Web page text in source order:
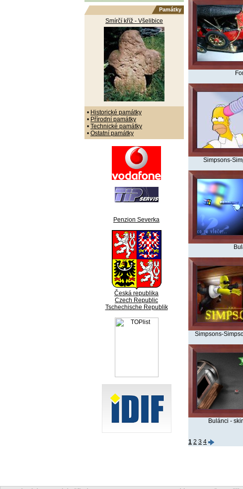
Památky
Smírčí kříž - Všelibice
• Historické památky
• Přírodní památky
• Technické památky
• Ostatní památky
Penzion Severka
Česká republika
Czech Republic
Tschechische Republik
Simpsons-
Simpsons-
Bulánci -
1 2 3 4